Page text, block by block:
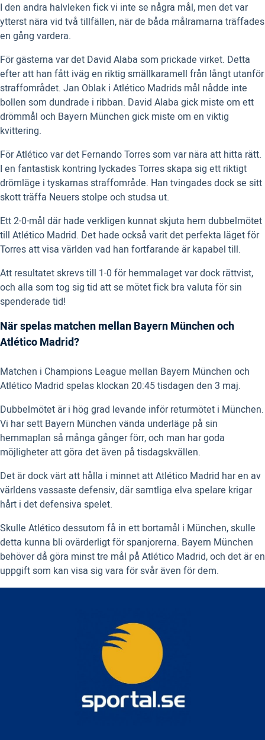
I den andra halvleken fick vi inte se några mål, men det var
ytterst nära vid två tillfällen, när de båda målramarna träffades
en gång vardera.
För gästerna var det David Alaba som prickade virket. Detta
efter att han fått iväg en riktig smällkaramell från långt utanför
straffområdet. Jan Oblak i Atlético Madrids mål nådde inte
bollen som dundrade i ribban. David Alaba gick miste om ett
drömmål och Bayern München gick miste om en viktig
kvittering.
För Atlético var det Fernando Torres som var nära att hitta rätt.
I en fantastisk kontring lyckades Torres skapa sig ett riktigt
drömläge i tyskarnas straffområde. Han tvingades dock se sitt
skott träffa Neuers stolpe och studsa ut.
Ett 2-0-mål där hade verkligen kunnat skjuta hem dubbelmötet
till Atlético Madrid. Det hade också varit det perfekta läget för
Torres att visa världen vad han fortfarande är kapabel till.
Att resultatet skrevs till 1-0 för hemmalaget var dock rättvist,
och alla som tog sig tid att se mötet fick bra valuta för sin
spenderade tid!
När spelas matchen mellan Bayern München och
Atlético Madrid?
Matchen i Champions League mellan Bayern München och
Atlético Madrid spelas klockan 20:45 tisdagen den 3 maj.
Dubbelmötet är i hög grad levande inför returmötet i München.
Vi har sett Bayern München vända underläge på sin
hemmaplan så många gånger förr, och man har goda
möjligheter att göra det även på tisdagskvällen.
Det är dock värt att hålla i minnet att Atlético Madrid har en av
världens vassaste defensiv, där samtliga elva spelare krigar
hårt i det defensiva spelet.
Skulle Atlético dessutom få in ett bortamål i München, skulle
detta kunna bli ovärderligt för spanjorerna. Bayern München
behöver då göra minst tre mål på Atlético Madrid, och det är en
uppgift som kan visa sig vara för svår även för dem.